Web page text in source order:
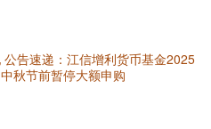
公告速递：江信增利货币基金2025
秋节前暂停大额申购